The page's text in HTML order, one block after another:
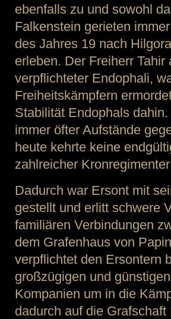
ebenfalls zu und sowohl
Falkenstein gerieten
des Jahres 19 nach
erleben. Der Freiherr Tahir
verpflichteter Endophali,
Freiheitskämpfern
Stabilität Endophals
immer öfter Aufstände
heute kehrte keine
zahlreicher
Dadurch war Ersont mit
gestellt und erlitt schwere
familiären Verbindungen
dem Grafenhaus von
verpflichtet den Ersontern
großzügigen und
Kompanien um in die
dadurch auf die